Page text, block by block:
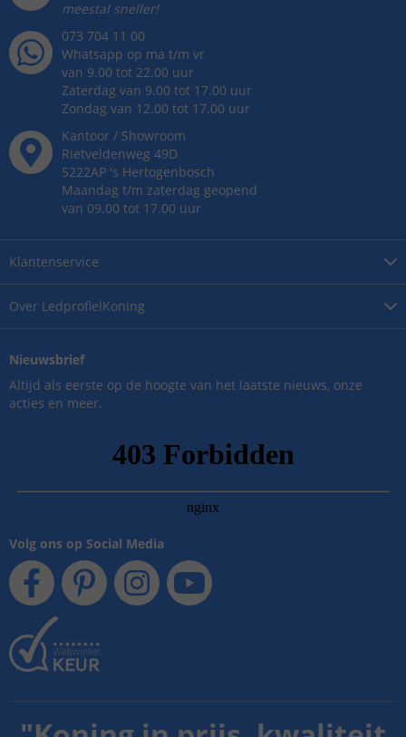
Over LedprofielKoning
Klantenservice
meestal sneller!
073 704 11 00
Whatsapp op ma t/m vr
van 9.00 tot 22.00 uur
Zaterdag van 9.00 tot 17.00 uur
Zondag van 12.00 tot 17.00 uur
Kantoor / Showroom
Rietveldenweg 49D
5222AP 's Hertogenbosch
Maandag t/m zaterdag geopend
van 09.00 tot 17.00 uur
Nieuwsbrief
Altijd als eerste op de hoogte van het laatste nieuws, onze
acties en meer.
Volg ons op Social Media